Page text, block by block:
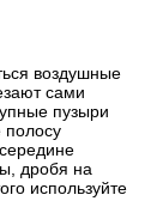
воздушные
сами
пузыри
полосу
дробя на
используйте